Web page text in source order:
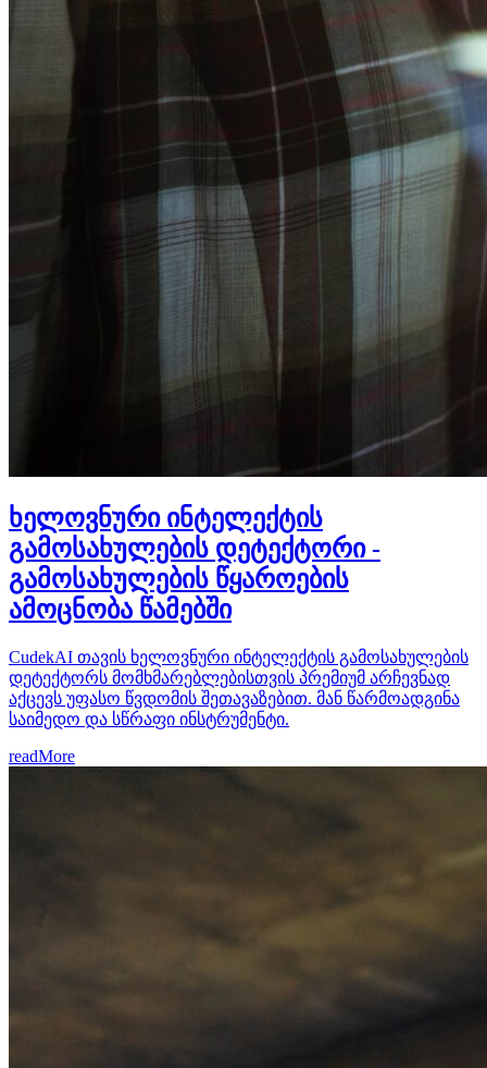
ხელოვნური ინტელექტის
გამოსახულების დეტექტორი -
გამოსახულების წყაროების
ამოცნობა წამებში
CudekAI თავის ხელოვნური ინტელექტის გამოსახულების
დეტექტორს მომხმარებლებისთვის პრემიუმ არჩევნად
აქცევს უფასო წვდომის შეთავაზებით. მან წარმოადგინა
საიმედო და სწრაფი ინსტრუმენტი.
readMore